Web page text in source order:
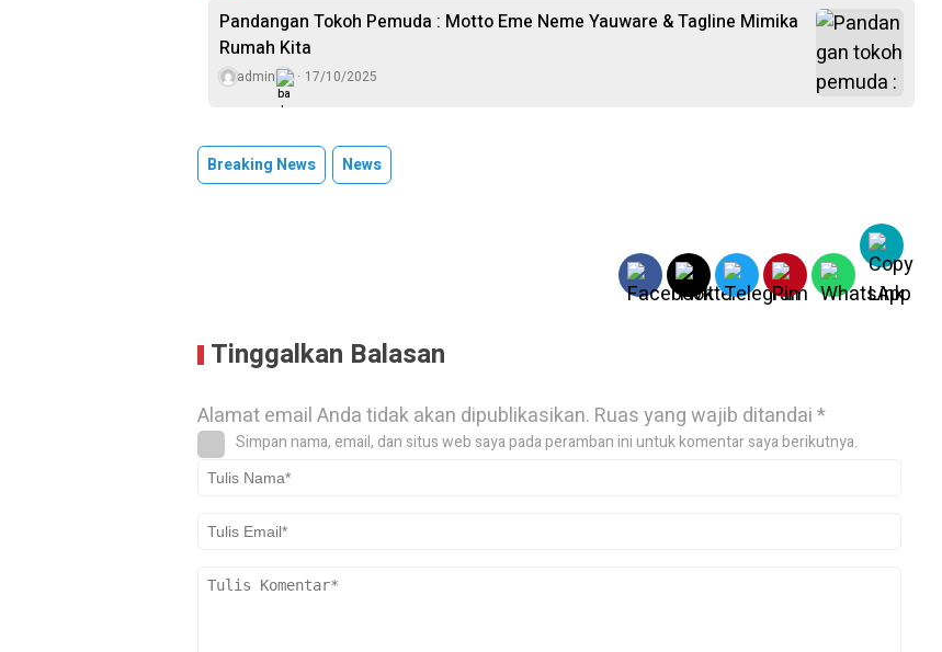
Pandangan Tokoh Pemuda : Motto Eme Neme Yauware & Tagline Mimika
Rumah Kita
admin 17/10/2025
Breaking News News
Tinggalkan Balasan
Alamat email Anda tidak akan dipublikasikan. Ruas yang wajib ditandai*
Simpan nama, email, dan situs web saya pada peramban ini untuk komentar saya berikutnya.